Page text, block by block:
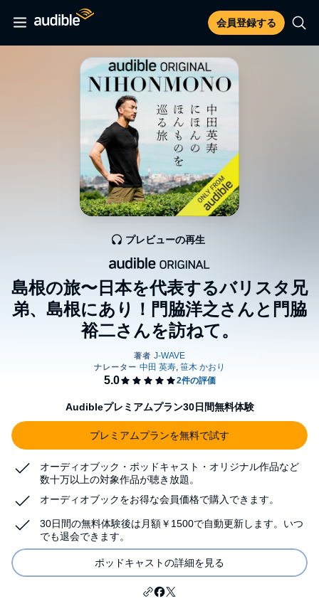
会員登録する
島根の旅〜日本を代表するバリスタ兄
弟、島根にあり！門脇洋之さんと門脇
裕二さんを訪ねて。
プレビューの再生
Audibleプレミアムプラン30日間無料体験
プレミアムプランを無料で試す
オーディオブック・ポッドキャスト・オリジナル作品など
数十万以上の対象作品が聴き放題。
オーディオブックをお得な会員価格で購入できます。
30日間の無料体験後は月額￥1500で自動更新します。いつ
でも退会できます。
ポッドキャストの詳細を見る